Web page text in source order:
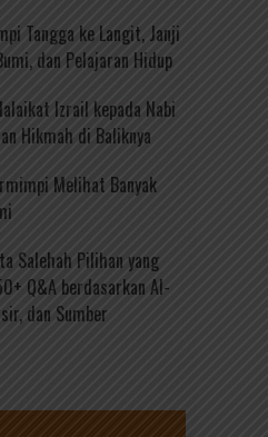
Tangga ke Langit, Janji
dan Pelajaran Hidup
Izrail kepada Nabi
Hikmah di Baliknya
Melihat Banyak
Salehah Pilihan yang
Q&A berdasarkan Al-
dan Sumber